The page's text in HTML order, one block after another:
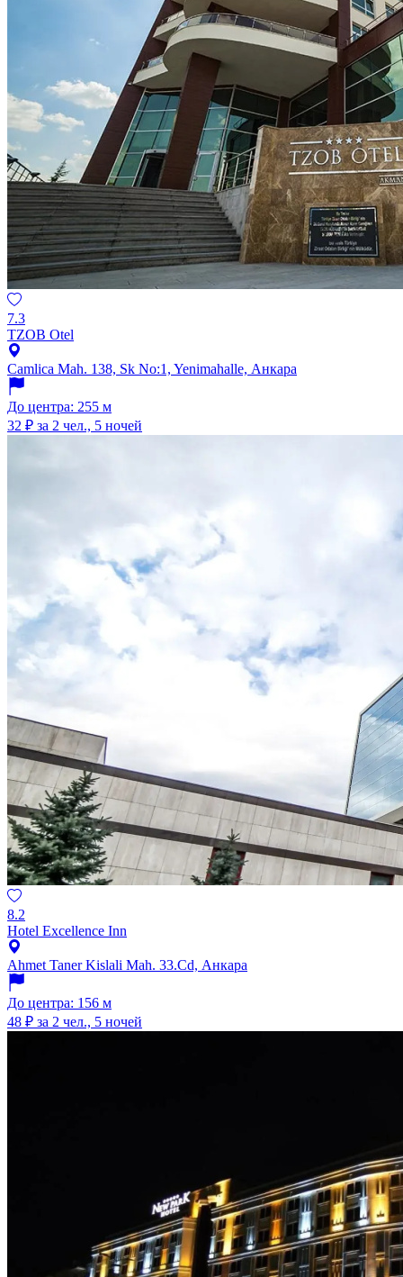
7.3
TZOB Otel
Camlica Mah. 138, Sk No:1, Yenimahalle, Анкара
До центра: 255 м
32 ₽ за 2 чел., 5 ночей
8.2
Hotel Excellence Inn
Ahmet Taner Kislali Mah. 33.Cd, Анкара
До центра: 156 м
48 ₽ за 2 чел., 5 ночей